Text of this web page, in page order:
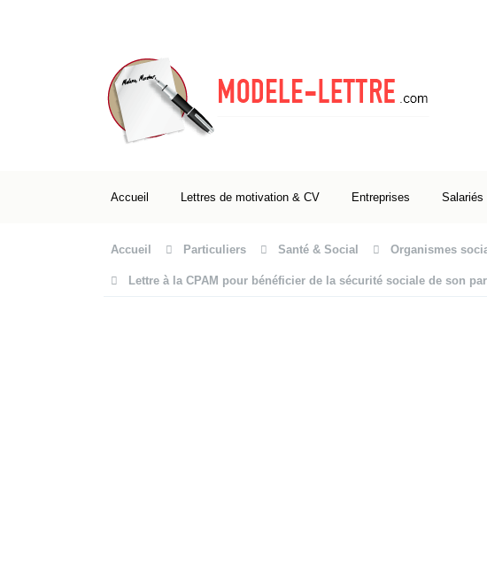
Accueil Lettres de motivation & CV Entreprises Salariés
Accueil Particuliers Santé & Social Organismes
Lettre à la CPAM pour bénéficier de la sécurité sociale de son